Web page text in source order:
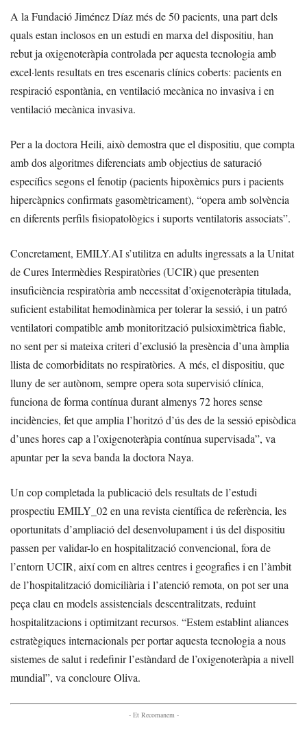
A la Fundació Jiménez Díaz més de 50 pacients, una part dels
quals estan inclosos en un estudi en marxa del dispositiu, han
rebut ja oxigenoteràpia controlada per aquesta tecnologia amb
excel·lents resultats en tres escenaris clínics coberts: pacients en
respiració espontània, en ventilació mecànica no invasiva i en
ventilació mecànica invasiva.
Per a la doctora Heili, això demostra que el dispositiu, que compta
amb dos algoritmes diferenciats amb objectius de saturació
específics segons el fenotip (pacients hipoxèmics purs i pacients
hipercàpnics confirmats gasomètricament), “opera amb solvència
en diferents perfils fisiopatològics i suports ventilatoris associats”.
Concretament, EMILY.AI s’utilitza en adults ingressats a la Unitat
de Cures Intermèdies Respiratòries (UCIR) que presenten
insuficiència respiratòria amb necessitat d’oxigenoteràpia titulada,
suficient estabilitat hemodinàmica per tolerar la sessió, i un patró
ventilatori compatible amb monitorització pulsioximètrica fiable,
no sent per si mateixa criteri d’exclusió la presència d’una àmplia
llista de comorbiditats no respiratòries. A més, el dispositiu, que
lluny de ser autònom, sempre opera sota supervisió clínica,
funciona de forma contínua durant almenys 72 hores sense
incidències, fet que amplia l’horitzó d’ús des de la sessió episòdica
d’unes hores cap a l’oxigenoteràpia contínua supervisada”, va
apuntar per la seva banda la doctora Naya.
Un cop completada la publicació dels resultats de l’estudi
prospectiu EMILY_02 en una revista científica de referència, les
oportunitats d’ampliació del desenvolupament i ús del dispositiu
passen per validar-lo en hospitalització convencional, fora de
l’entorn UCIR, així com en altres centres i geografies i en l’àmbit
de l’hospitalització domiciliària i l’atenció remota, on pot ser una
peça clau en models assistencials descentralitzats, reduint
hospitalitzacions i optimitzant recursos. “Estem establint aliances
estratègiques internacionals per portar aquesta tecnologia a nous
sistemes de salut i redefinir l’estàndard de l’oxigenoteràpia a nivell
mundial”, va concloure Oliva.
- Et Recomanem -